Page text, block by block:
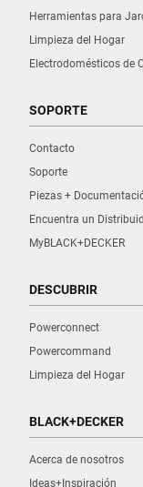
Herramientas para
Limpieza del Hogar
Electrodomésticos de
SOPORTE
Contacto
Soporte
Piezas +
Encuentra un
MyBLACK+DECKER
DESCUBRIR
Powerconnect
Powercommand
Limpieza del Hogar
BLACK+DECKER
Acerca de nosotros
Ideas+Inspiración